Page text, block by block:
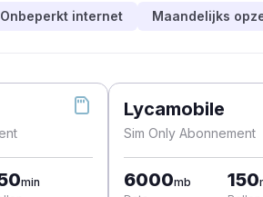
Onbeperkt internet Maandelijks
min
Lycamobile
Sim Only Abonnement
6000mb
150